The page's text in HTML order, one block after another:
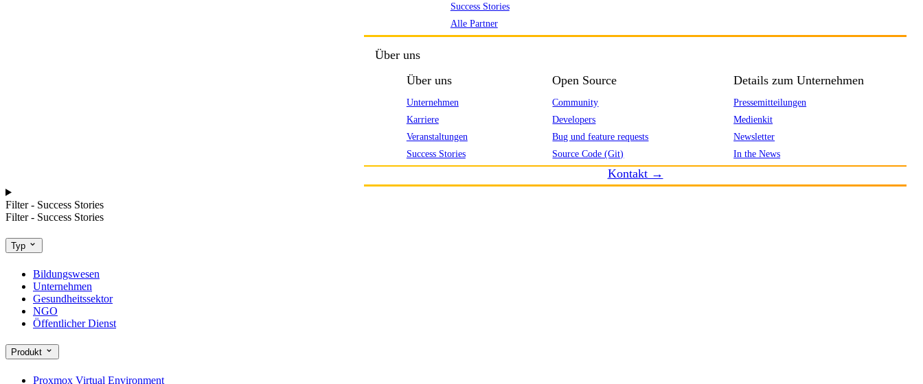
Success Stories
Alle Partner
Über uns
Über uns
Unternehmen
Karriere
Veranstaltungen
Success Stories
Open Source
Community
Developers
Bug und feature requests
Source Code (Git)
Details zum Unternehmen
Pressemitteilungen
Medienkit
Newsletter
In the News
Kontakt →
Filter - Success Stories
Filter - Success Stories
Typ
Bildungswesen
Unternehmen
Gesundheitssektor
NGO
Öffentlicher Dienst
Produkt
Proxmox Virtual Environment